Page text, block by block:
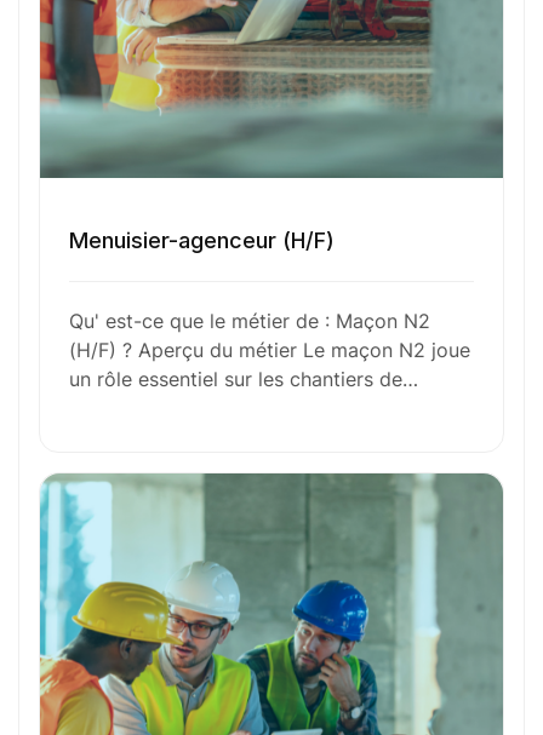
Ces métiers peuvent vous intéresser
Toutes nos fiches métiers
N’attendez plus !
Votre nom
Votre e-mail
Menuisier-agenceur (H/F)
Qu' est-ce que le métier de : Maçon N2
(H/F) ? Aperçu du métier Le maçon N2 joue
un rôle essentiel sur les chantiers de…